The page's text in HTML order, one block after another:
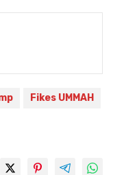
Fikes UMMAH